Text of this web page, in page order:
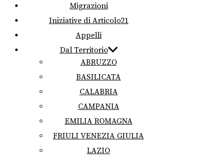
Migrazioni
Iniziative di Articolo21
Appelli
Dal Territorio
ABRUZZO
BASILICATA
CALABRIA
CAMPANIA
EMILIA ROMAGNA
FRIULI VENEZIA GIULIA
LAZIO